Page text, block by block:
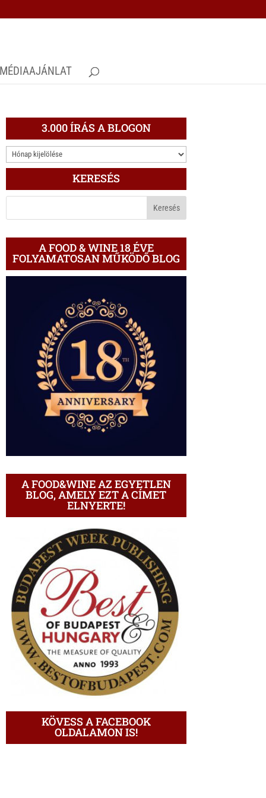
MÉDIAAJÁNLAT
3.000 ÍRÁS A BLOGON
3.000
ÍRÁS
BLOGON
KERESÉS
A FOOD & WINE 18 ÉVE
FOLYAMATOSAN MŰKÖDŐ BLOG
A FOOD&WINE AZ EGYETLEN
BLOG, AMELY EZT A CÍMET
ELNYERTE!
KÖVESS A FACEBOOK
OLDALAMON IS!